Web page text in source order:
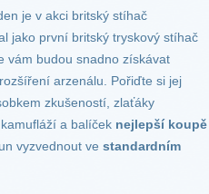
je v akci britský stíhač
jako první britský tryskový stíhač
vám budou snadno získávat
arzenálu. Pořiďte si jej
zkušeností, zlaťáky
a balíček nejlepší koupě
vyzvednout ve standardním